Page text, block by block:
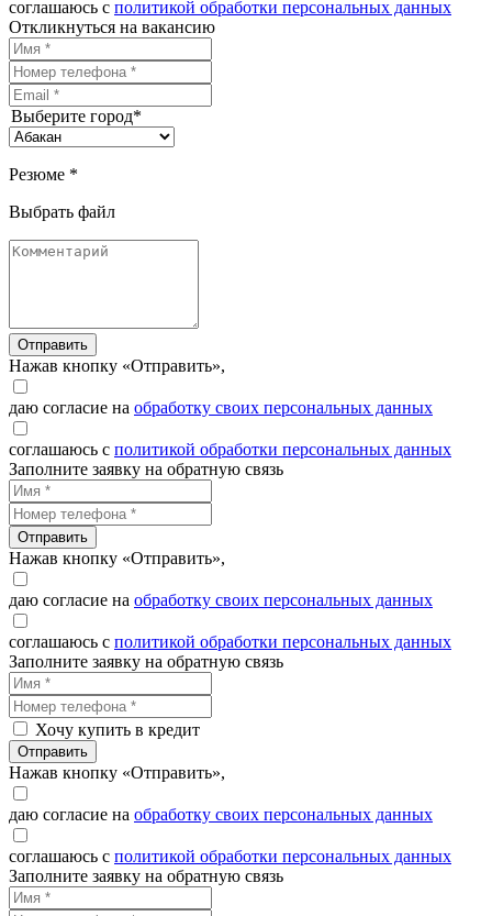
соглашаюсь с политикой обработки персональных данных
Откликнуться на вакансию
Выберите город*
Резюме *
Выбрать файл
Отправить
Нажав кнопку «Отправить»,
даю согласие на обработку своих персональных данных
соглашаюсь с политикой обработки персональных данных
Заполните заявку на обратную связь
Отправить
Нажав кнопку «Отправить»,
даю согласие на обработку своих персональных данных
соглашаюсь с политикой обработки персональных данных
Заполните заявку на обратную связь
Хочу купить в кредит
Отправить
Нажав кнопку «Отправить»,
даю согласие на обработку своих персональных данных
соглашаюсь с политикой обработки персональных данных
Заполните заявку на обратную связь